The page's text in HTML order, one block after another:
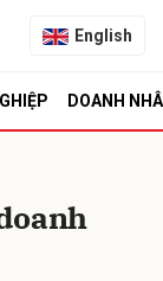
English
DOANH